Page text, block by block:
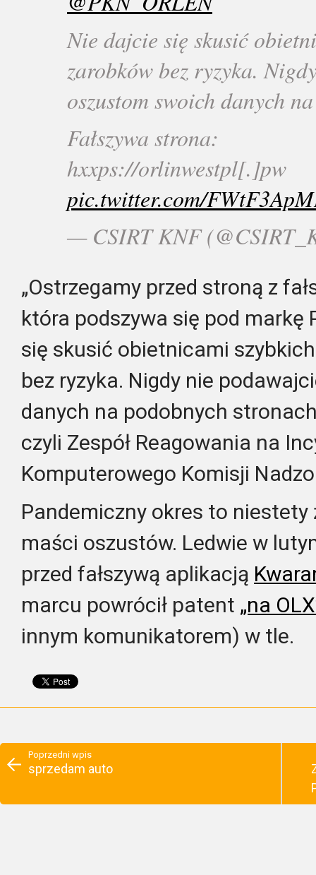
Nie dajcie się skusić
zarobków bez ryzyka.
oszustom swoich danych
Fałszywa strona:
hxxps://orlinwestpl[.]pw
pic.twitter.com/
— CSIRT KNF
„Ostrzegamy przed stroną z
która podszywa się pod markę
się skusić obietnicami
bez ryzyka. Nigdy nie
danych na podobnych
czyli Zespół Reagowania na
Komputerowego Komisji
Pandemiczny okres to niestety
maści oszustów. Ledwie w
przed fałszywą aplikacją
marcu powrócił patent „na
innym komunikatorem) w tle.
Poprzedni wpis
sprzedam auto